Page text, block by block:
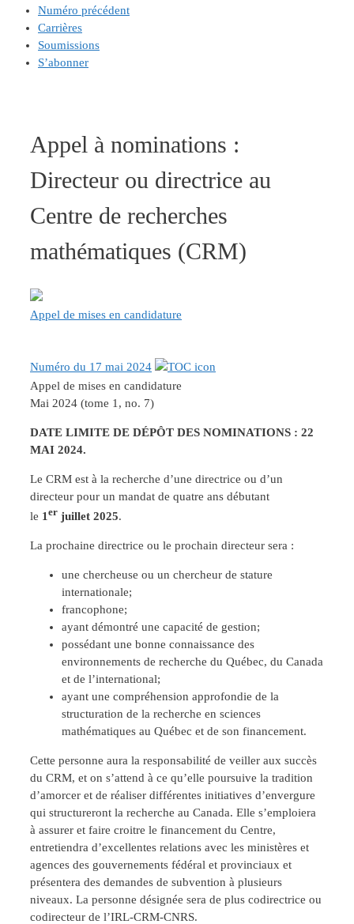
Numéro précédent
Carrières
Soumissions
S’abonner
Appel à nominations :
Directeur ou directrice au
Centre de recherches
mathématiques (CRM)
Appel de mises en candidature
Numéro du 17 mai 2024
Appel de mises en candidature
Mai 2024 (tome 1, no. 7)
DATE LIMITE DE DÉPÔT DES NOMINATIONS : 22
MAI 2024.
Le CRM est à la recherche d’une directrice ou d’un
directeur pour un mandat de quatre ans débutant
le 1 er juillet 2025.
La prochaine directrice ou le prochain directeur sera :
une chercheuse ou un chercheur de stature
internationale;
francophone;
ayant démontré une capacité de gestion;
possédant une bonne connaissance des
environnements de recherche du Québec, du Canada
et de l’international;
ayant une compréhension approfondie de la
structuration de la recherche en sciences
mathématiques au Québec et de son financement.
Cette personne aura la responsabilité de veiller aux succès
du CRM, et on s’attend à ce qu’elle poursuive la tradition
d’amorcer et de réaliser différentes initiatives d’envergure
qui structureront la recherche au Canada. Elle s’emploiera
à assurer et faire croitre le financement du Centre,
entretiendra d’excellentes relations avec les ministères et
agences des gouvernements fédéral et provinciaux et
présentera des demandes de subvention à plusieurs
niveaux. La personne désignée sera de plus codirectrice ou
codirecteur de l’IRL-CRM-CNRS.